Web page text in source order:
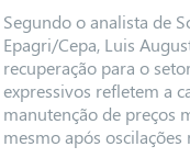
Segundo o analista de
Epagri/Cepa, Luis
recuperação para o
expressivos refletem a
manutenção de preços
mesmo após oscilações